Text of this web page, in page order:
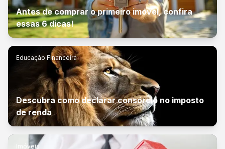
Antes de comprar o primeiro imóvel, confira
essas 6 dicas!
Educação Financeira
Descubra como declarar consórcio no imposto
de renda
Imóveis